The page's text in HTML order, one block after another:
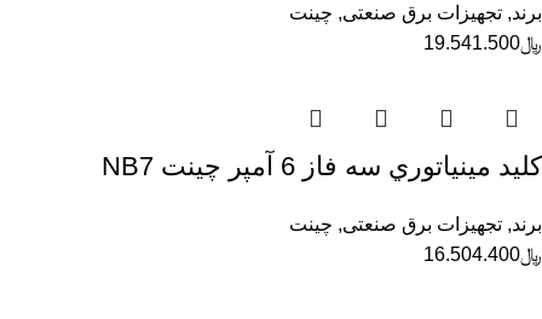
برند, تجهیزات برق صنعتی, چینت
﷼19.541.500
كليد مينياتوري سه فاز 6 آمپر چينت NB7
برند, تجهیزات برق صنعتی, چینت
﷼16.504.400